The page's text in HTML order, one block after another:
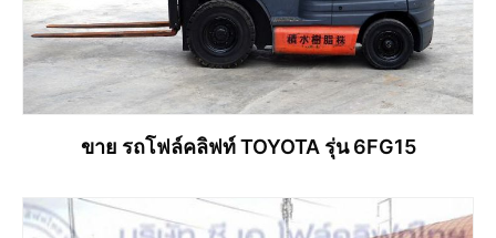
ขาย รถโฟล์คลิฟท์ TOYOTA รุ่น 6FG15